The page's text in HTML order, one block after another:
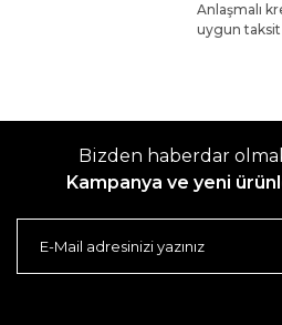
Anlaşmalı
uygun
Bizden haberdar
Kampanya ve yeni